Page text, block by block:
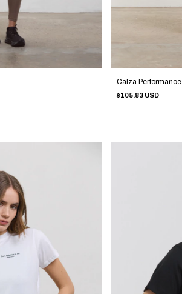
Calza Performance
$105.83 USD